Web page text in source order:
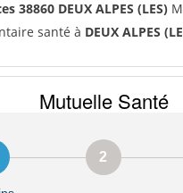
38860 DEUX ALPES (LES)
santé à DEUX ALPES